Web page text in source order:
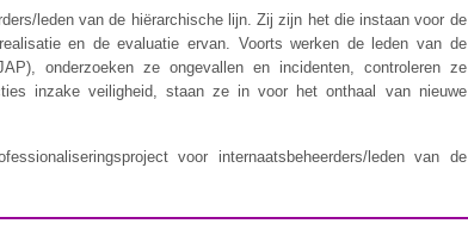
leden van de hiërarchische lijn. Zij zijn het die instaan voor de
en de evaluatie ervan. Voorts werken de leden van de
onderzoeken ze ongevallen en incidenten, controleren ze
inzake veiligheid, staan ze in voor het onthaal van nieuwe
voor internaatsbeheerders/leden van de